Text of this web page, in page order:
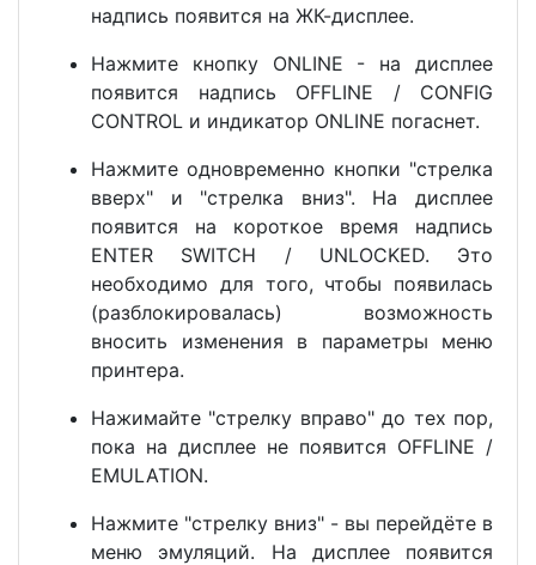
надпись появится на ЖК-дисплее.
Нажмите кнопку ONLINE - на дисплее
появится надпись OFFLINE / CONFIG
CONTROL и индикатор ONLINE погаснет.
Нажмите одновременно кнопки "стрелка
вверх" и "стрелка вниз". На дисплее
появится на короткое время надпись
ENTER SWITCH / UNLOCKED. Это
необходимо для того, чтобы появилась
(разблокировалась) возможность
вносить изменения в параметры меню
принтера.
Нажимайте "стрелку вправо" до тех пор,
пока на дисплее не появится OFFLINE /
EMULATION.
Нажмите "стрелку вниз" - вы перейдёте в
меню эмуляций. На дисплее появится